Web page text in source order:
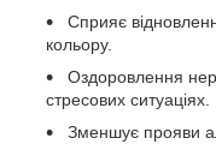
Сприяє
кольору.
Оздоровлення
стресових ситуаціях.
Зменшує прояви